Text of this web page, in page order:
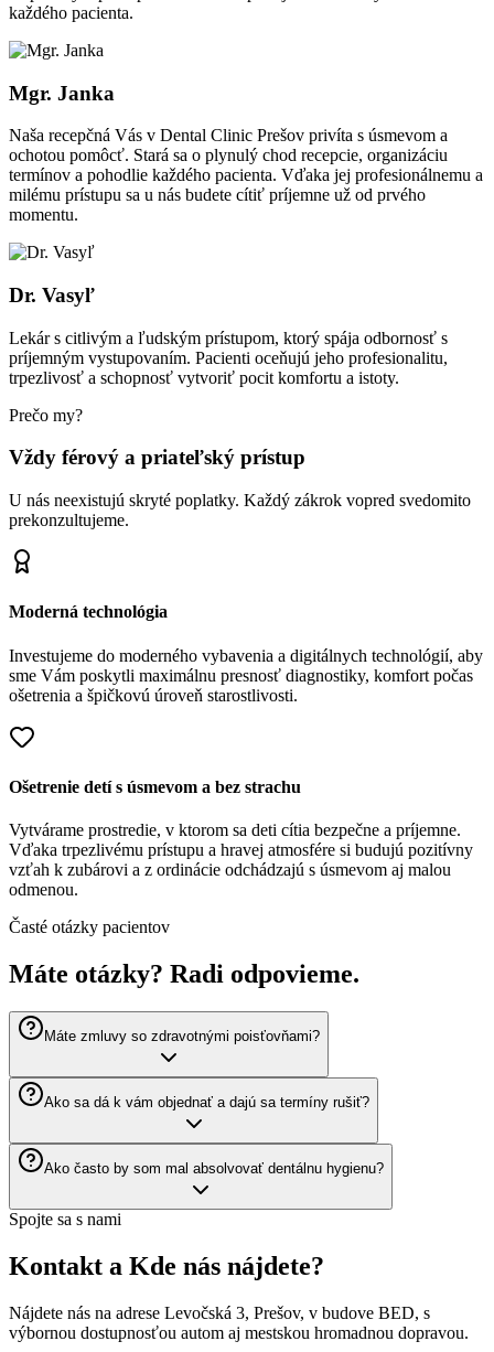
každého pacienta.
Mgr. Janka
Naša recepčná Vás v Dental Clinic Prešov privíta s úsmevom a
ochotou pomôcť. Stará sa o plynulý chod recepcie, organizáciu
termínov a pohodlie každého pacienta. Vďaka jej profesionálnemu a
milému prístupu sa u nás budete cítiť príjemne už od prvého
momentu.
Dr. Vasyľ
Lekár s citlivým a ľudským prístupom, ktorý spája odbornosť s
príjemným vystupovaním. Pacienti oceňujú jeho profesionalitu,
trpezlivosť a schopnosť vytvoriť pocit komfortu a istoty.
Prečo my?
Vždy férový a priateľský prístup
U nás neexistujú skryté poplatky. Každý zákrok vopred svedomito
prekonzultujeme.
Moderná technológia
Investujeme do moderného vybavenia a digitálnych technológií, aby
sme Vám poskytli maximálnu presnosť diagnostiky, komfort počas
ošetrenia a špičkovú úroveň starostlivosti.
Ošetrenie detí s úsmevom a bez strachu
Vytvárame prostredie, v ktorom sa deti cítia bezpečne a príjemne.
Vďaka trpezlivému prístupu a hravej atmosfére si budujú pozitívny
vzťah k zubárovi a z ordinácie odchádzajú s úsmevom aj malou
odmenou.
Časté otázky pacientov
Máte otázky? Radi odpovieme.
Máte zmluvy so zdravotnými poisťovňami?
Ako sa dá k vám objednať a dajú sa termíny rušiť?
Ako často by som mal absolvovať dentálnu hygienu?
Spojte sa s nami
Kontakt a Kde nás nájdete?
Nájdete nás na adrese Levočská 3, Prešov, v budove BED, s
výbornou dostupnosťou autom aj mestskou hromadnou dopravou.